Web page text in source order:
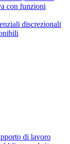
con funzioni
discrezionali
di lavoro